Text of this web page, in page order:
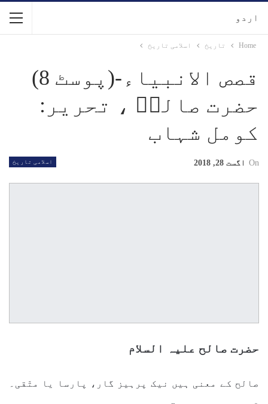
اردو
Home تاریخ اسلامی تاریخ
قصص الانبیاء-(پوسٹ 8)
حضرت صالحؑ ، تحریر:
کومل شہاب
اسلامی تاریخ On اگست 28, 2018
حضرت صالح علیہ السلام
صالح کے معنی ہیں نیک پرہیز گار، پارسا یا متّقی۔